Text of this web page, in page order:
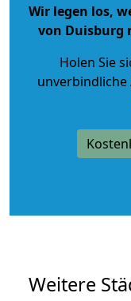
Wir legen los,
von Duisburg
Holen Sie
unverbindliche
Weitere